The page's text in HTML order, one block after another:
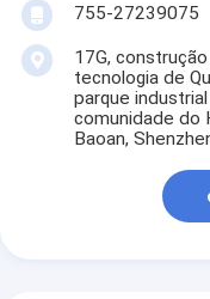
755-27239075
17G,
tecnologia de
parque
comunidade do
Baoan,